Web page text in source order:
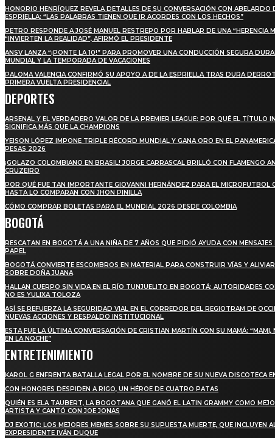
HONORIO HENRÍQUEZ REVELA DETALLES DE SU CONVERSACIÓN CON ABELARDO
ESPRIELLA: “LAS PALABRAS TIENEN QUE IR ACORDES CON LOS HECHOS”
PETRO RESPONDE A JOSÉ MANUEL RESTREPO POR HABLAR DE UNA “HERENCIA
“INVIERTEN LA REALIDAD”, AFIRMÓ EL PRESIDENTE
ANSV LANZA “¡PONTE LA 10!” PARA PROMOVER UNA CONDUCCIÓN SEGURA
MUNDIAL Y LA TEMPORADA DE VACACIONES
PALOMA VALENCIA CONFIRMÓ SU APOYO A DE LA ESPRIELLA TRAS DURA
PRIMERA VUELTA PRESIDENCIAL
DEPORTES
ARSENAL Y EL VERDADERO VALOR DE LA PREMIER LEAGUE: POR QUÉ EL TÍTULO
SIGNIFICA MÁS QUE LA CHAMPIONS
YEISON LÓPEZ IMPONE TRIPLE RÉCORD MUNDIAL Y GANA ORO EN EL
PESAS 2026
¡GOLAZO COLOMBIANO EN BRASIL! JORGE CARRASCAL BRILLÓ CON FLAMENGO
CRUZEIRO
POR QUÉ FUE TAN IMPORTANTE GIOVANNI HERNÁNDEZ PARA EL MICROFUTBOL
HASTA LO COMPARAN CON JHON PINILLA
CÓMO COMPRAR BOLETAS PARA EL MUNDIAL 2026 DESDE COLOMBIA
BOGOTÁ
RESCATAN EN BOGOTÁ A UNA NIÑA DE 7 AÑOS QUE PIDIÓ AYUDA CON MENSAJES
PAPEL
BOGOTÁ CONVIERTE ESCOMBROS EN MATERIAL PARA CONSTRUIR VÍAS Y
SOBRE DOÑA JUANA
HALLAN CUERPO SIN VIDA EN EL RÍO TUNJUELITO EN BOGOTÁ: AUTORIDADES
NO ES YULIXA TOLOZA
ASÍ SE REFUERZA LA SEGURIDAD VIAL EN EL CORREDOR DEL REGIOTRAM DE
NUEVAS ACCIONES Y RESPALDO INSTITUCIONAL
ESTA FUE LA ÚLTIMA CONVERSACIÓN DE CRISTIAN MARTÍN CON SU MAMÁ: “MAMI,
EN LA NOCHE”
ENTRETENIMIENTO
KAROL G ENFRENTA BATALLA LEGAL POR EL NOMBRE DE SU NUEVA DISCOTECA
CON HONORES DESPIDEN A RIGO, UN HÉROE DE CUATRO PATAS
QUIÉN ES ELA TAUBERT, LA BOGOTANA QUE GANÓ EL LATIN GRAMMY COMO
ARTISTA Y CANTÓ CON JOE JONAS
DJ EXOTIC: LOS MEJORES MEMES SOBRE SU SUPUESTA MUERTE, QUE INCLUYEN
EXPRESIDENTE IVÁN DUQUE